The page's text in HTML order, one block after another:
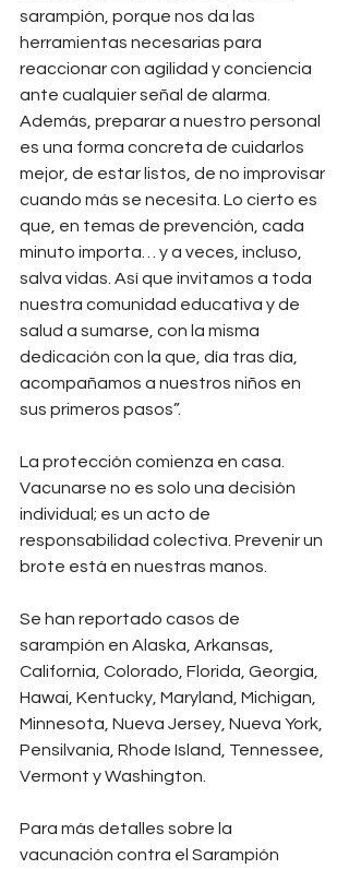
sarampión, porque nos da las
herramientas necesarias para
reaccionar con agilidad y conciencia
ante cualquier señal de alarma.
Además, preparar a nuestro personal
es una forma concreta de cuidarlos
mejor, de estar listos, de no improvisar
cuando más se necesita. Lo cierto es
que, en temas de prevención, cada
minuto importa… y a veces, incluso,
salva vidas. Así que invitamos a toda
nuestra comunidad educativa y de
salud a sumarse, con la misma
dedicación con la que, día tras día,
acompañamos a nuestros niños en
sus primeros pasos”.
La protección comienza en casa.
Vacunarse no es solo una decisión
individual; es un acto de
responsabilidad colectiva. Prevenir un
brote está en nuestras manos.
Se han reportado casos de
sarampión en Alaska, Arkansas,
California, Colorado, Florida, Georgia,
Hawai, Kentucky, Maryland, Michigan,
Minnesota, Nueva Jersey, Nueva York,
Pensilvania, Rhode Island, Tennessee,
Vermont y Washington.
Para más detalles sobre la
vacunación contra el Sarampión